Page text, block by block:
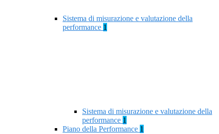
Sistema di misurazione e valutazione della
performance 1
Sistema di misurazione e valutazione della
performance 1
Piano della Performance 1